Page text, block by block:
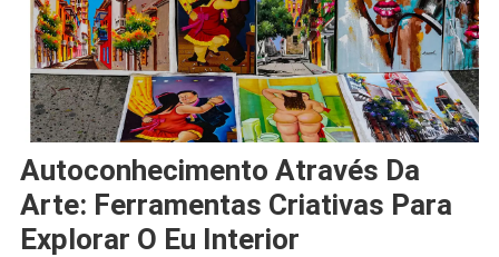
Autoconhecimento Através Da
Arte: Ferramentas Criativas Para
Explorar O Eu Interior